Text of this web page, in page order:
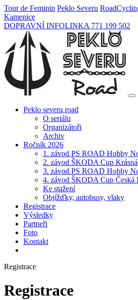
Tour de Feminin Peklo Severu Road
Kamenice
DOPRAVNÍ INFOLINKA 771 199 502
Peklo severu road
O seriálu
Organizátoři
Archiv
Ročník 2026
1. závod PS ROAD Hobby
2. závod ŠKODA Cup
3. závod PS ROAD Hobby
4. závod ŠKODA Cup Česká
Ke stažení
Objížďky, autobusy, vlaky
Registrace
Výsledky
Partneři
Foto
Kontakt
Registrace
Registrace